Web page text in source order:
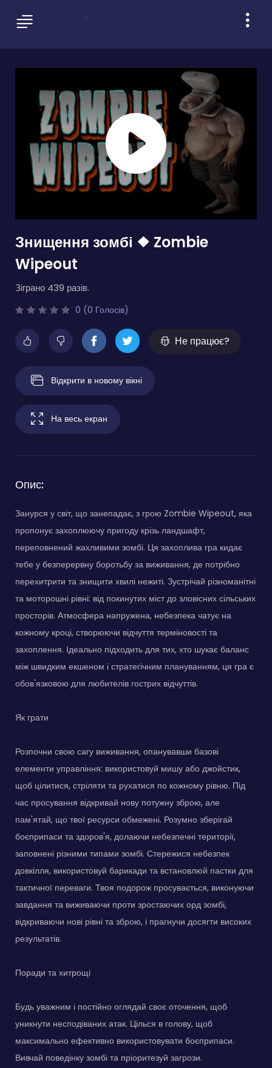
Знищення зомбі ❖ Zombie
Wipeout
Зіграно 439 разів.
0 (0 Голосів)
Не працює?
Відкрити в новому вікні
На весь екран
Опис:
Занурся у світ, що занепадає, з грою Zombie Wipeout, яка
пропонує захоплюючу пригоду крізь ландшафт,
переповнений жахливими зомбі. Ця захоплива гра кидає
тебе у безперервну боротьбу за виживання, де потрібно
перехитрити та знищити хвилі нежиті. Зустрічай різноманітні
та моторошні рівні: від покинутих міст до зловісних сільських
просторів. Атмосфера напружена, небезпека чатує на
кожному кроці, створюючи відчуття терміновості та
захоплення. Ідеально підходить для тих, хто шукає баланс
між швидким екшеном і стратегічним плануванням, ця гра є
обов'язковою для любителів гострих відчуттів.
Як грати
Розпочни свою сагу виживання, опанувавши базові
елементи управління: використовуй мишу або джойстик,
щоб цілитися, стріляти та рухатися по кожному рівню. Під
час просування відкривай нову потужну зброю, але
пам'ятай, що твої ресурси обмежені. Розумно зберігай
боєприпаси та здоров'я, долаючи небезпечні території,
заповнені різними типами зомбі. Стережися небезпек
довкілля, використовуй барикади та встановлюй пастки для
тактичної переваги. Твоя подорож просувається, виконуючи
завдання та виживаючи проти зростаючих орд зомбі,
відкриваючи нові рівні та зброю, і прагнучи досягти високих
результатів.
Поради та хитрощі
Будь уважним і постійно оглядай своє оточення, щоб
уникнути несподіваних атак. Цілься в голову, щоб
максимально ефективно використовувати боєприпаси.
Вивчай поведінку зомбі та пріоритезуй загрози.